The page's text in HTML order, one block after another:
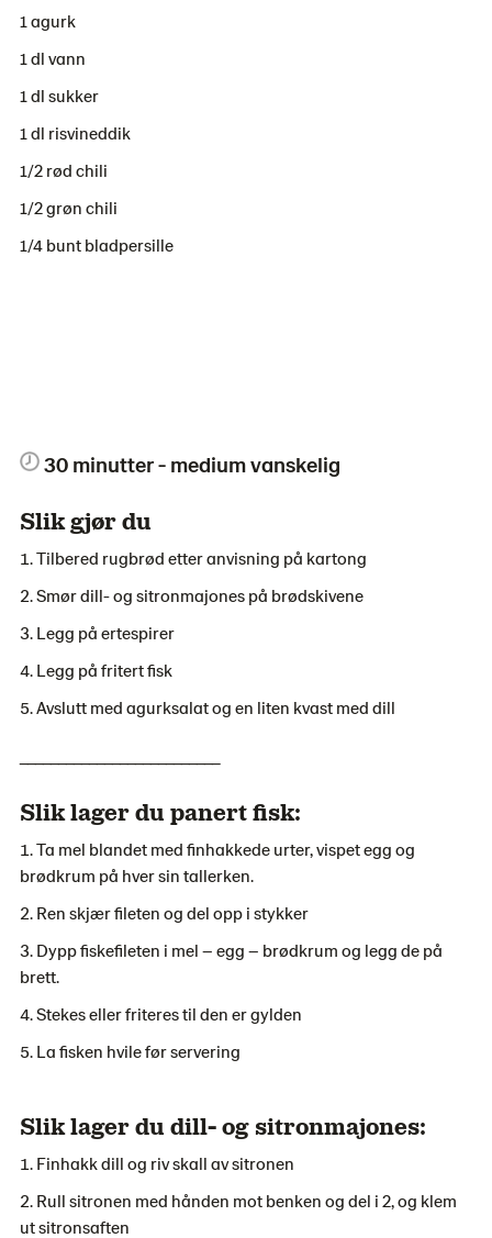
1 agurk
1 dl vann
1 dl sukker
1 dl risvineddik
1/2 rød chili
1/2 grøn chili
1/4 bunt bladpersille
30 minutter - medium vanskelig
Slik gjør du
Tilbered rugbrød etter anvisning på kartong
Smør dill- og sitronmajones på brødskivene
Legg på ertespirer
Legg på fritert fisk
Avslutt med agurksalat og en liten kvast med dill
Slik lager du panert fisk:
Ta mel blandet med finhakkede urter, vispet egg og
brødkrum på hver sin tallerken.
Ren skjær fileten og del opp i stykker
Dypp fiskefileten i mel – egg – brødkrum og legg de på
brett.
Stekes eller friteres til den er gylden
La fisken hvile før servering
Slik lager du dill- og sitronmajones:
Finhakk dill og riv skall av sitronen
Rull sitronen med hånden mot benken og del i 2, og klem
ut sitronsaften